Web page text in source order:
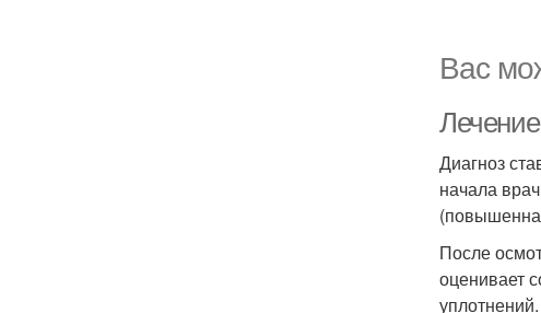
Вас
Диагноз
начала
После
оценивает